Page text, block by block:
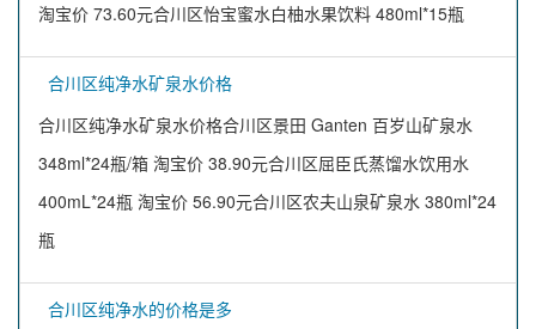
淘宝价 73.60元合川区怡宝蜜水白柚水果饮料 480ml*15瓶
合川区纯净水矿泉水价格
合川区纯净水矿泉水价格合川区景田 Ganten 百岁山矿泉水
348ml*24瓶/箱 淘宝价 38.90元合川区屈臣氏蒸馏水饮用水
400mL*24瓶 淘宝价 56.90元合川区农夫山泉矿泉水 380ml*24
瓶
合川区纯净水的价格是多